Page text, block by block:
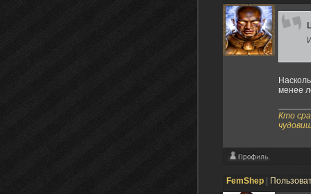
менее
Кто
FemShep